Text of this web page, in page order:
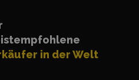
in der Welt